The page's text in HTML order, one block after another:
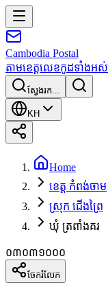
Cambodia Postal
តាមខេត្តលេខកូដទាំងអស់
ស្វែងរក...
KH
Home
ខេត្ត កំពង់ចាម
ស្រុក ជើងព្រៃ
ឃុំ ត្រពាំងគរ
០៣០៣១០០០
ចែករំលែក